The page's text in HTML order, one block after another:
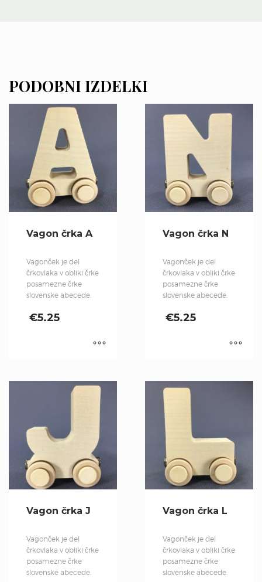
PODOBNI IZDELKI
Vagon črka A
Vagonček je del
črkovlaka v obliki črke
posamezne črke
slovenske abecede.
€5.25
Vagon črka N
Vagonček je del
črkovlaka v obliki črke
posamezne črke
slovenske abecede.
€5.25
Vagon črka J
Vagonček je del
črkovlaka v obliki črke
posamezne črke
slovenske abecede.
Vagon črka L
Vagonček je del
črkovlaka v obliki črke
posamezne črke
slovenske abecede.